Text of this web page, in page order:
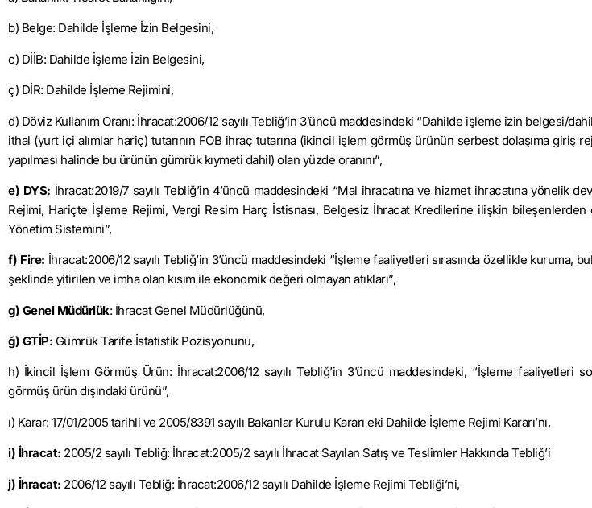
b) Belge: Dahilde İşleme İzin Belgesini,
c) DİİB: Dahilde İşleme İzin Belgesini,
ç) DİR: Dahilde İşleme Rejimini,
d) Döviz Kullanım Oranı: İhracat:2006/12 sayılı Tebliğ’in 3’üncü maddesindeki “Dahilde işleme izin belgesi/
ithal (yurt içi alımlar hariç) tutarının FOB ihraç tutarına (ikincil işlem görmüş ürünün serbest dolaşıma giriş
yapılması halinde bu ürünün gümrük kıymeti dahil) olan yüzde oranını”,
e) DYS: İhracat:2019/7 sayılı Tebliğ’in 4’üncü maddesindeki “Mal ihracatına ve hizmet ihracatına yönelik
Rejimi, Hariçte İşleme Rejimi, Vergi Resim Harç İstisnası, Belgesiz İhracat Kredilerine ilişkin bileşenlerden
Yönetim Sistemini”,
f) Fire: İhracat:2006/12 sayılı Tebliğ’in 3’üncü maddesindeki “İşleme faaliyetleri sırasında özellikle kuruma,
şeklinde yitirilen ve imha olan kısım ile ekonomik değeri olmayan atıkları”,
g) Genel Müdürlük: İhracat Genel Müdürlüğünü,
ğ) GTİP: Gümrük Tarife İstatistik Pozisyonunu,
h) İkincil İşlem Görmüş Ürün: İhracat:2006/12 sayılı Tebliğ’in 3’üncü maddesindeki, “İşleme faaliyetleri
görmüş ürün dışındaki ürünü”,
ı) Karar: 17/01/2005 tarihli ve 2005/8391 sayılı Bakanlar Kurulu Kararı eki Dahilde İşleme Rejimi Kararı’nı,
i) İhracat: 2005/2 sayılı Tebliğ: İhracat:2005/2 sayılı İhracat Sayılan Satış ve Teslimler Hakkında Tebliğ’i
j) İhracat: 2006/12 sayılı Tebliğ: İhracat:2006/12 sayılı Dahilde İşleme Rejimi Tebliği’ni,